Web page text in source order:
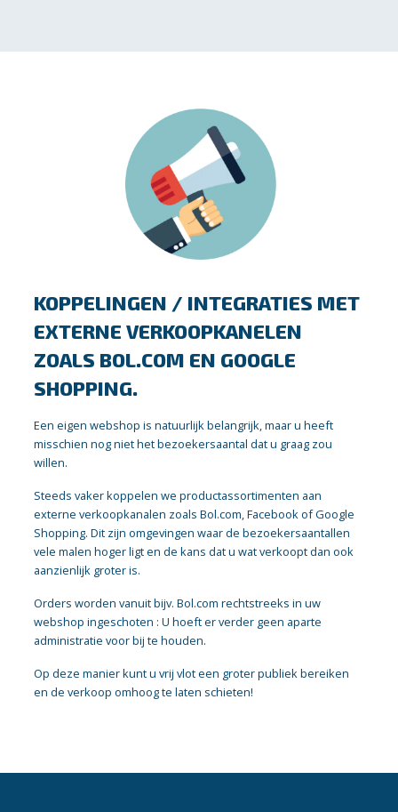
KOPPELINGEN / INTEGRATIES MET
EXTERNE VERKOOPKANELEN
ZOALS BOL.COM EN GOOGLE
SHOPPING.
Een eigen webshop is natuurlijk belangrijk, maar u heeft
misschien nog niet het bezoekersaantal dat u graag zou
willen.
Steeds vaker koppelen we productassortimenten aan
externe verkoopkanalen zoals Bol.com, Facebook of Google
Shopping. Dit zijn omgevingen waar de bezoekersaantallen
vele malen hoger ligt en de kans dat u wat verkoopt dan ook
aanzienlijk groter is.
Orders worden vanuit bijv. Bol.com rechtstreeks in uw
webshop ingeschoten : U hoeft er verder geen aparte
administratie voor bij te houden.
Op deze manier kunt u vrij vlot een groter publiek bereiken
en de verkoop omhoog te laten schieten!